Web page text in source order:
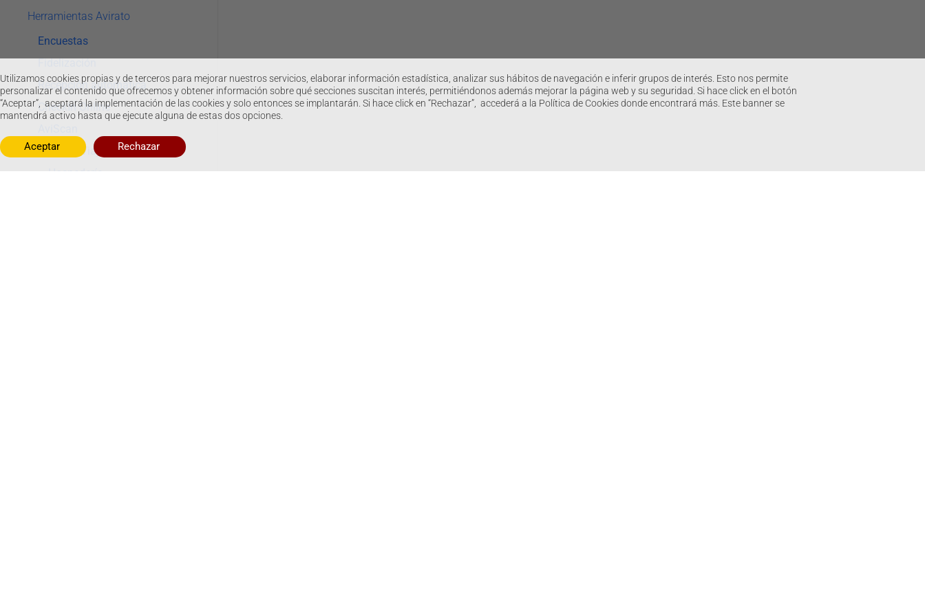
Herramientas Avirato
Encuestas
Fidelización
Recepción automática
CheckIn Online
Parte de Viajeros
Hospedería
Utilizamos cookies propias y de terceros para mejorar nuestros servicios, elaborar información estadística, analizar sus hábitos de navegación e inferir grupos de interés. Esto nos permite
personalizar el contenido que ofrecemos y obtener información sobre qué secciones suscitan interés, permitiéndonos además mejorar la página web y su seguridad. Si hace click en el botón
“Aceptar”, aceptará la implementación de las cookies y solo entonces se implantarán. Si hace click en “Rechazar”, accederá a la Política de Cookies donde encontrará más. Este banner se
mantendrá activo hasta que ejecute alguna de estas dos opciones.
Aceptar Rechazar